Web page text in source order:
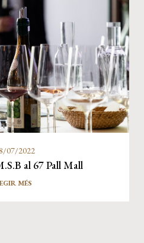
07/2022
al 67 Pall Mall
MÉS